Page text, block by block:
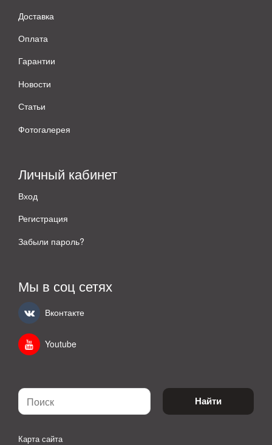
Доставка
Оплата
Гарантии
Новости
Статьи
Фотогалерея
Личный кабинет
Вход
Регистрация
Забыли пароль?
Мы в соц сетях
Вконтакте
Youtube
Найти
Карта сайта